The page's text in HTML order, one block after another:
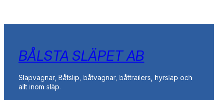
BÅLSTA SLÄPET AB
Släpvagnar, Båtslip, båtvagnar, båttrailers, hyrsläp och
allt inom släp.